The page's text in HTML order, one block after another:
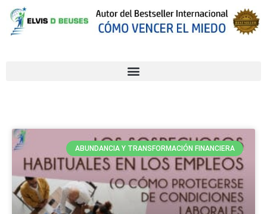
ABUNDANCIA Y TRANSFORMACIÓN FINANCIERA